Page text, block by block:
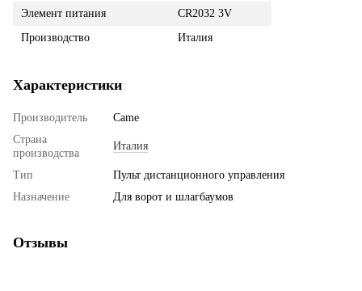
Элемент питания
CR2032 3V
Производство
Италия
Характеристики
Производитель
Came
Страна
производства
Италия
Тип
Пульт дистанционного управления
Назначение
Для ворот и шлагбаумов
Отзывы